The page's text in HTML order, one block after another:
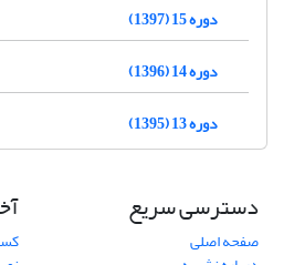
دوره 15 (1397)
دوره 14 (1396)
دوره 13 (1395)
دسترسی سریع
صفحه اصلی